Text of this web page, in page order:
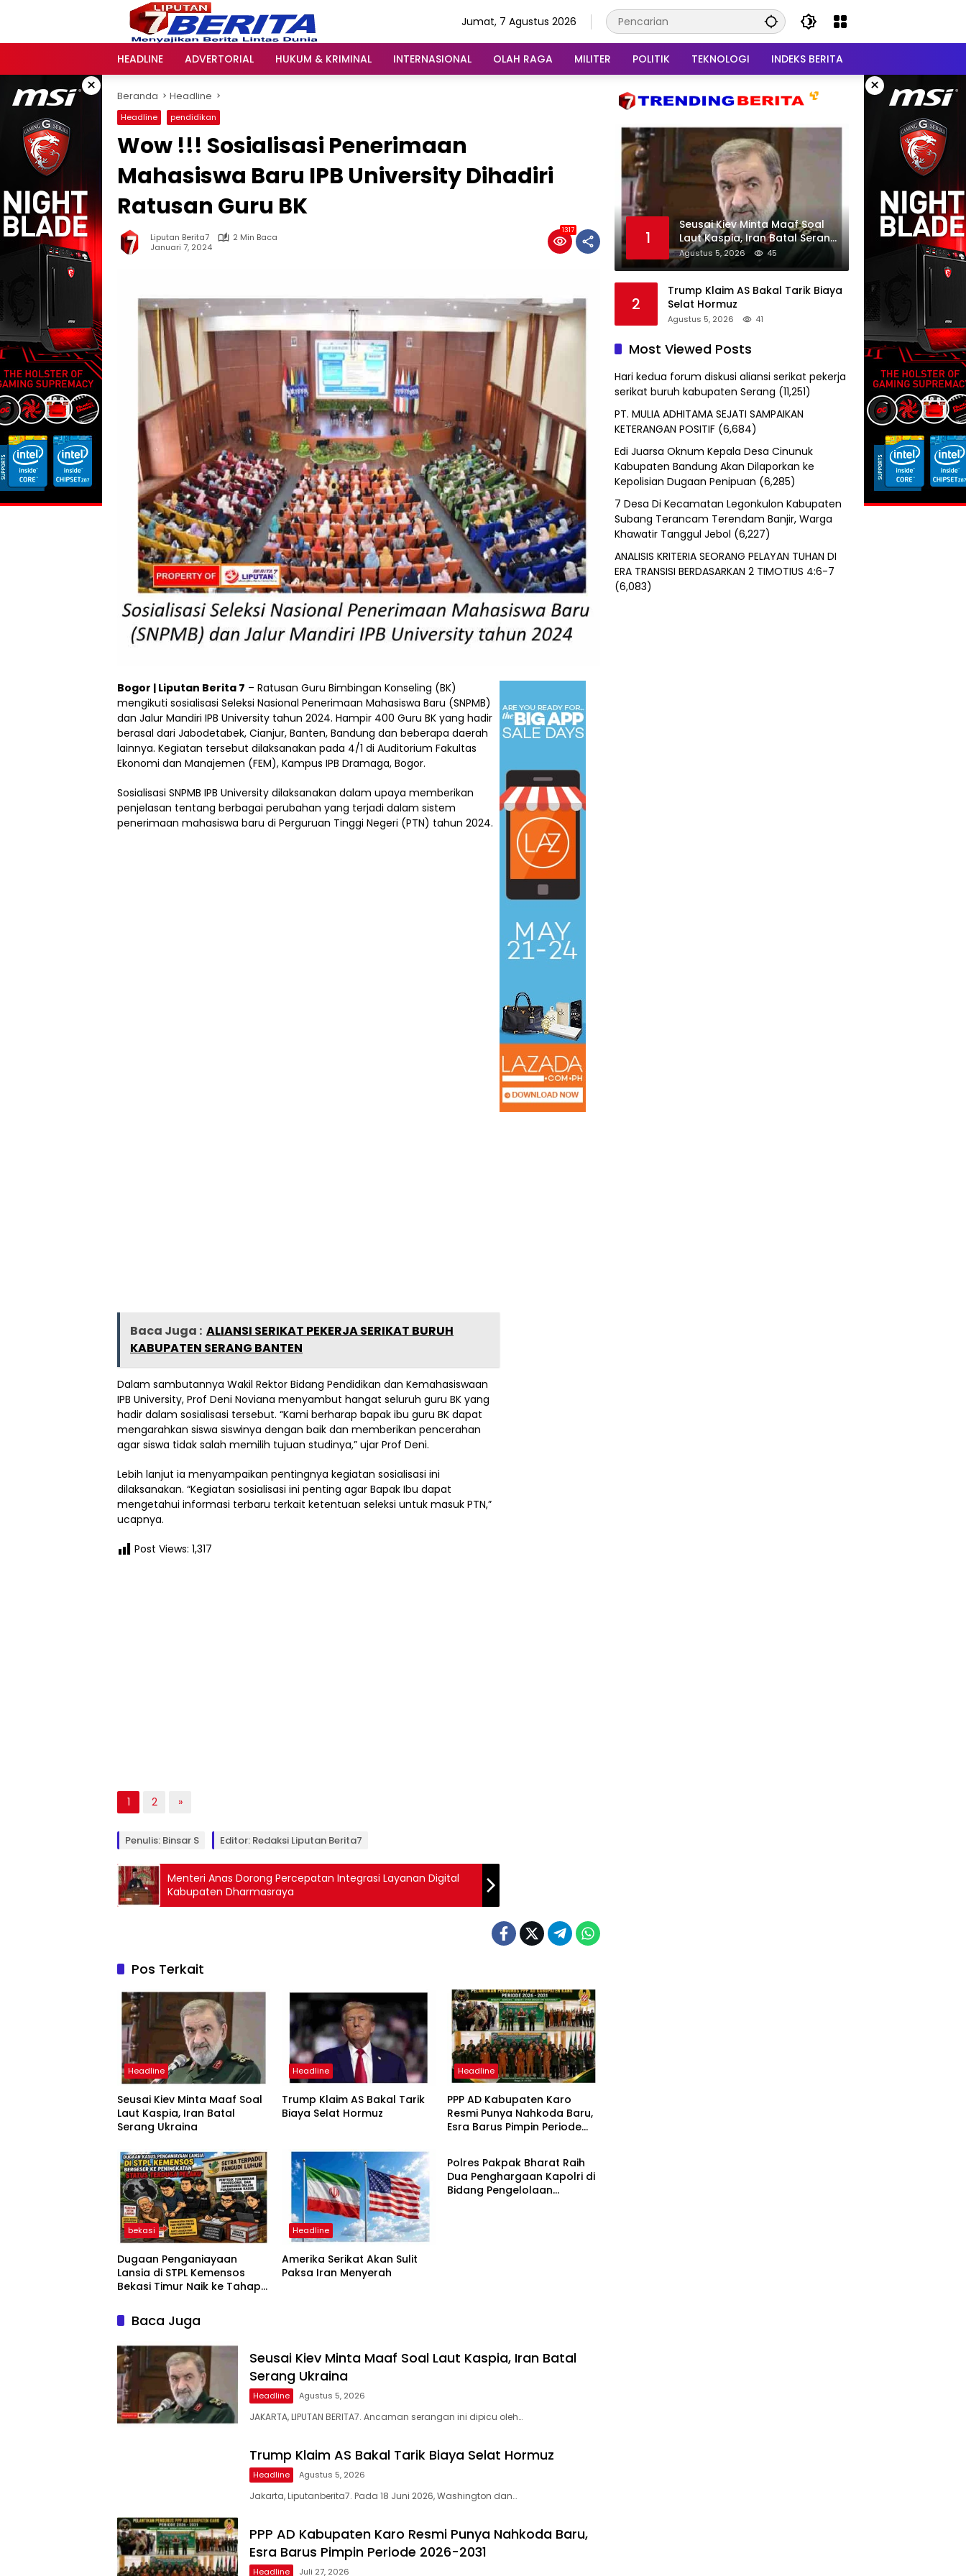
Jumat, 7 Agustus 2026
HEADLINE ADVERTORIAL HUKUM & KRIMINAL INTERNASIONAL OLAH RAGA MILITER POLITIK TEKNOLOGI INDEKS BERITA
× ×
Beranda Headline
Headline pendidikan
Wow !!! Sosialisasi Penerimaan
Mahasiswa Baru IPB University Dihadiri
Ratusan Guru BK
Liputan Berita7
2 Min Baca
Januari 7, 2024
1317
Bogor | Liputan Berita 7 – Ratusan Guru Bimbingan Konseling (BK)
mengikuti sosialisasi Seleksi Nasional Penerimaan Mahasiswa Baru (SNPMB)
dan Jalur Mandiri IPB University tahun 2024. Hampir 400 Guru BK yang hadir
berasal dari Jabodetabek, Cianjur, Banten, Bandung dan beberapa daerah
lainnya. Kegiatan tersebut dilaksanakan pada 4/1 di Auditorium Fakultas
Ekonomi dan Manajemen (FEM), Kampus IPB Dramaga, Bogor.
Sosialisasi SNPMB IPB University dilaksanakan dalam upaya memberikan
penjelasan tentang berbagai perubahan yang terjadi dalam sistem
penerimaan mahasiswa baru di Perguruan Tinggi Negeri (PTN) tahun 2024.
Baca Juga : ALIANSI SERIKAT PEKERJA SERIKAT BURUH
KABUPATEN SERANG BANTEN
Dalam sambutannya Wakil Rektor Bidang Pendidikan dan Kemahasiswaan
IPB University, Prof Deni Noviana menyambut hangat seluruh guru BK yang
hadir dalam sosialisasi tersebut. “Kami berharap bapak ibu guru BK dapat
mengarahkan siswa siswinya dengan baik dan memberikan pencerahan
agar siswa tidak salah memilih tujuan studinya,” ujar Prof Deni.
Lebih lanjut ia menyampaikan pentingnya kegiatan sosialisasi ini
dilaksanakan. “Kegiatan sosialisasi ini penting agar Bapak Ibu dapat
mengetahui informasi terbaru terkait ketentuan seleksi untuk masuk PTN,”
ucapnya.
Post Views: 1,317
1 2 »
Penulis: Binsar S Editor: Redaksi Liputan Berita7
Menteri Anas Dorong Percepatan Integrasi Layanan Digital
Kabupaten Dharmasraya
Pos Terkait
Headline
Seusai Kiev Minta Maaf Soal
Laut Kaspia, Iran Batal
Serang Ukraina
Headline
Trump Klaim AS Bakal Tarik
Biaya Selat Hormuz
Headline
PPP AD Kabupaten Karo
Resmi Punya Nahkoda Baru,
Esra Barus Pimpin Periode
bekasi
Dugaan Penganiayaan
Lansia di STPL Kemensos
Bekasi Timur Naik ke Tahap
Minta Proses Transparan
dan Bebas Intervensi
Headline
Amerika Serikat Akan Sulit
Paksa Iran Menyerah
Headline
Polres Pakpak Bharat Raih
Dua Penghargaan Kapolri di
Bidang Pengelolaan
Baca Juga
Seusai Kiev Minta Maaf Soal Laut Kaspia, Iran Batal
Serang Ukraina
Headline Agustus 5, 2026
JAKARTA, LIPUTAN BERITA7. Ancaman serangan ini dipicu oleh…
Trump Klaim AS Bakal Tarik Biaya Selat Hormuz
Headline Agustus 5, 2026
Jakarta, Liputanberita7. Pada 18 Juni 2026, Washington dan…
PPP AD Kabupaten Karo Resmi Punya Nahkoda Baru,
Esra Barus Pimpin Periode 2026-2031
Headline Juli 27, 2026
1
Seusai Kiev Minta Maaf Soal
Laut Kaspia, Iran Batal Serang
Ukraina
Agustus 5, 2026 45
2
Trump Klaim AS Bakal Tarik Biaya
Selat Hormuz
Agustus 5, 2026 41
Most Viewed Posts
Hari kedua forum diskusi aliansi serikat pekerja
serikat buruh kabupaten Serang (11,251)
PT. MULIA ADHITAMA SEJATI SAMPAIKAN
KETERANGAN POSITIF (6,684)
Edi Juarsa Oknum Kepala Desa Cinunuk
Kabupaten Bandung Akan Dilaporkan ke
Kepolisian Dugaan Penipuan (6,285)
7 Desa Di Kecamatan Legonkulon Kabupaten
Subang Terancam Terendam Banjir, Warga
Khawatir Tanggul Jebol (6,227)
ANALISIS KRITERIA SEORANG PELAYAN TUHAN DI
ERA TRANSISI BERDASARKAN 2 TIMOTIUS 4:6-7
(6,083)